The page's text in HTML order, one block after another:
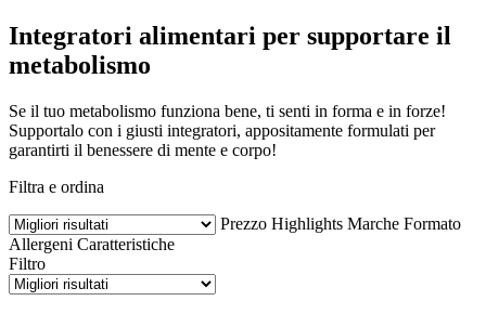
Integratori alimentari per supportare il
metabolismo
Se il tuo metabolismo funziona bene, ti senti in forma e in forze!
Supportalo con i giusti integratori, appositamente formulati per
garantirti il benessere di mente e corpo!
Filtra e ordina
Prezzo Highlights Marche Formato
Allergeni Caratteristiche
Filtro